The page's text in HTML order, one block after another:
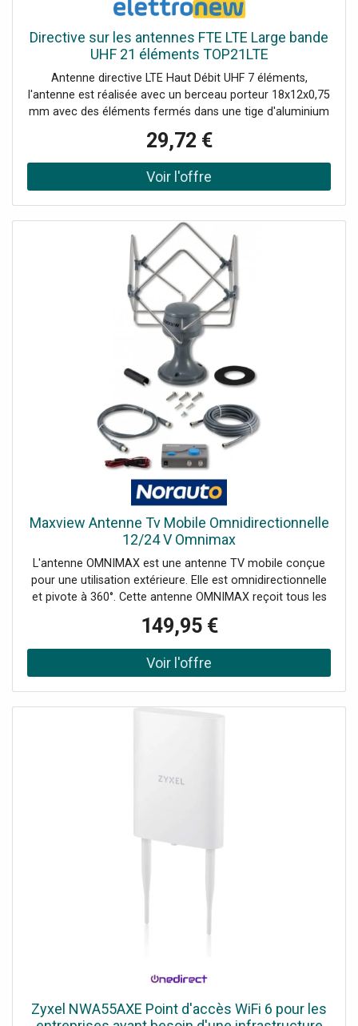
Directive sur les antennes FTE LTE Large bande
UHF 21 éléments TOP21LTE
Antenne directive LTE Haut Débit UHF 7 éléments,
l'antenne est réalisée avec un berceau porteur 18x12x0,75
mm avec des éléments fermés dans une tige d'aluminium
avec le connecteur F et le capuchon de protection du
connecteur.
29,72 €
Maxview Antenne Tv Mobile Omnidirectionnelle
12/24 V Omnimax
L'antenne OMNIMAX est une antenne TV mobile conçue
pour une utilisation extérieure. Elle est omnidirectionnelle
et pivote à 360°. Cette antenne OMNIMAX reçoit tous les
signaux digitaux sans parasites. Avec un poids de 0,5 kg,
cette antenne est légère et compacte. L'antenne
OMNIMAX bénéficie d'une conception robuste et durable
de haute qualité. Pour l'installation, un branchement 12/24
V est nécessaire pour alimenter l'amplificateur à gain
149,95 €
Zyxel NWA55AXE Point d'accès WiFi 6 pour les